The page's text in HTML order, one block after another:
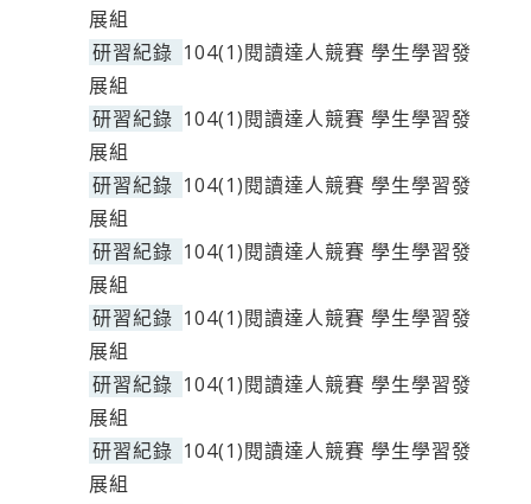
展組
研習紀錄 104(1)閱讀達人競賽 學生學習發
展組
研習紀錄 104(1)閱讀達人競賽 學生學習發
展組
研習紀錄 104(1)閱讀達人競賽 學生學習發
展組
研習紀錄 104(1)閱讀達人競賽 學生學習發
展組
研習紀錄 104(1)閱讀達人競賽 學生學習發
展組
研習紀錄 104(1)閱讀達人競賽 學生學習發
展組
研習紀錄 104(1)閱讀達人競賽 學生學習發
展組